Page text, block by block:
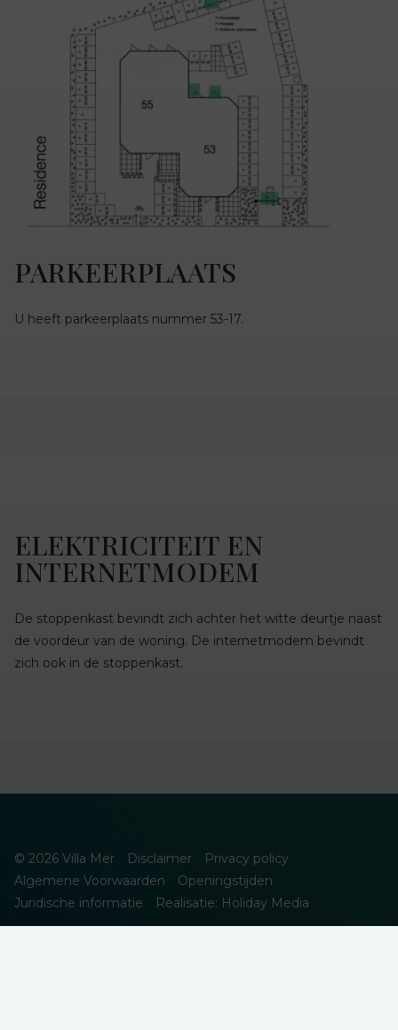
PARKEERPLAATS
U heeft parkeerplaats nummer 53-17.
ELEKTRICITEIT EN
INTERNETMODEM
De stoppenkast bevindt zich achter het witte deurtje naast
de voordeur van de woning. De internetmodem bevindt
zich ook in de stoppenkast.
© 2026 Villa Mer Disclaimer
Privacy policy
Algemene Voorwaarden
Openingstijden
Juridische informatie
Realisatie: Holiday Media